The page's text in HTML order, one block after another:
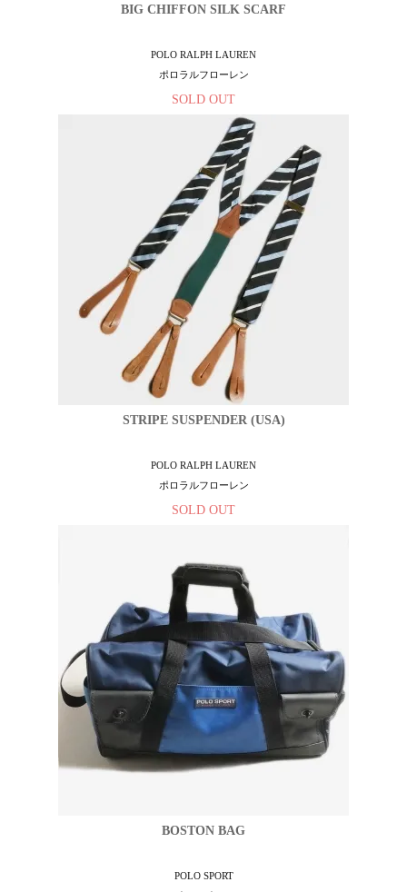
BIG CHIFFON SILK SCARF
POLO RALPH LAUREN
ポロラルフローレン
SOLD OUT
STRIPE SUSPENDER (USA)
POLO RALPH LAUREN
ポロラルフローレン
SOLD OUT
BOSTON BAG
POLO SPORT